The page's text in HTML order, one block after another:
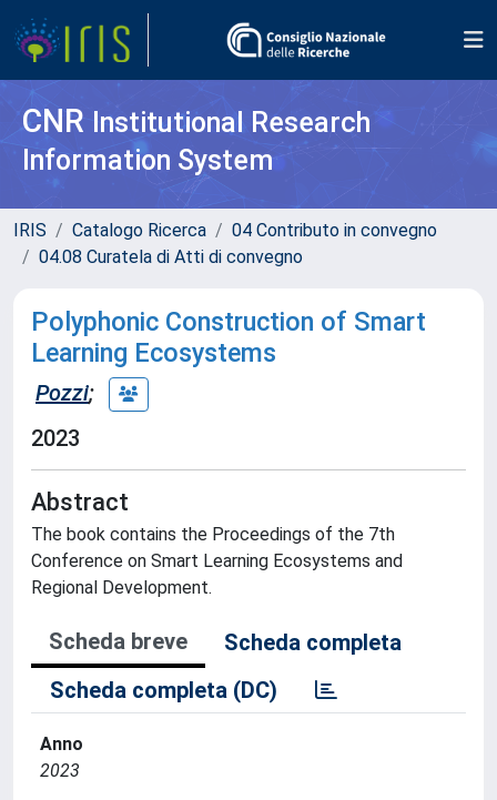
CNR Institutional Research
Information System
IRIS Catalogo Ricerca
04 Contributo in convegno
04.08 Curatela di Atti di convegno
Polyphonic Construction of Smart
Learning Ecosystems
Pozzi;
2023
Abstract
The book contains the Proceedings of the 7th
Conference on Smart Learning Ecosystems and
Regional Development.
Scheda breve
Scheda completa
Scheda completa (DC)
Anno
2023